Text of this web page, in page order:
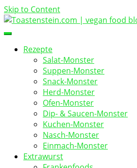
Skip to Content
Toastenstein.com
vegan food blog
Rezepte
Salat-Monster
Suppen-Monster
Snack-Monster
Herd-Monster
Ofen-Monster
Dip- & Saucen-Monster
Kuchen-Monster
Nasch-Monster
Einmach-Monster
Extrawurst